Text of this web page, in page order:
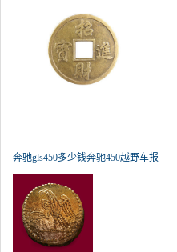
奔驰gls450多少钱奔驰450越野车报